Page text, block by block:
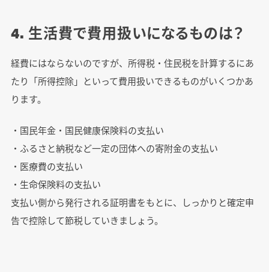
4. 生活費で費用扱いになるものは？
経費にはならないのですが、所得税・住民税を計算するにあ
たり「所得控除」といって費用扱いできるものがいくつかあ
ります。
・国民年金・国民健康保険料の支払い
・ふるさと納税など一定の団体への寄附金の支払い
・医療費の支払い
・生命保険料の支払い
支払い側から発行される証明書をもとに、しっかりと確定申
告で控除して節税していきましょう。